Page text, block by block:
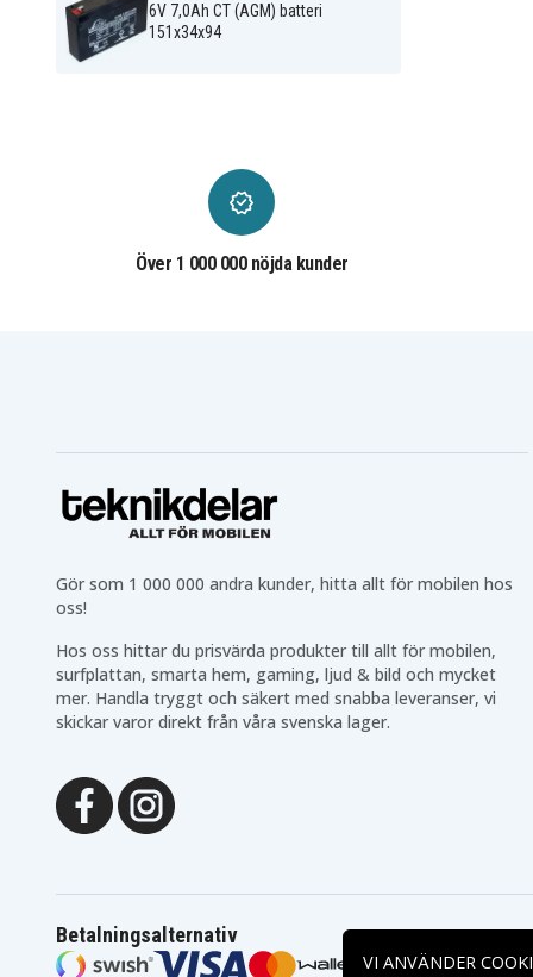
6V 7,0Ah CT (AGM) batteri
151x34x94
Över 1 000 000 nöjda kunder
Gör som 1 000 000 andra kunder, hitta allt för mobilen hos
oss!
Hos oss hittar du prisvärda produkter till allt för mobilen,
surfplattan, smarta hem, gaming, ljud & bild och mycket
mer. Handla tryggt och säkert med snabba leveranser, vi
skickar varor direkt från våra svenska lager.
Betalningsalternativ
VI ANVÄNDER